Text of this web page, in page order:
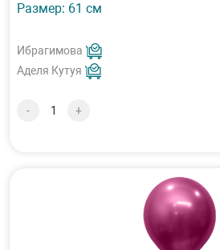
Размер: 61 см
Ибрагимова
Аделя Кутуя
- +